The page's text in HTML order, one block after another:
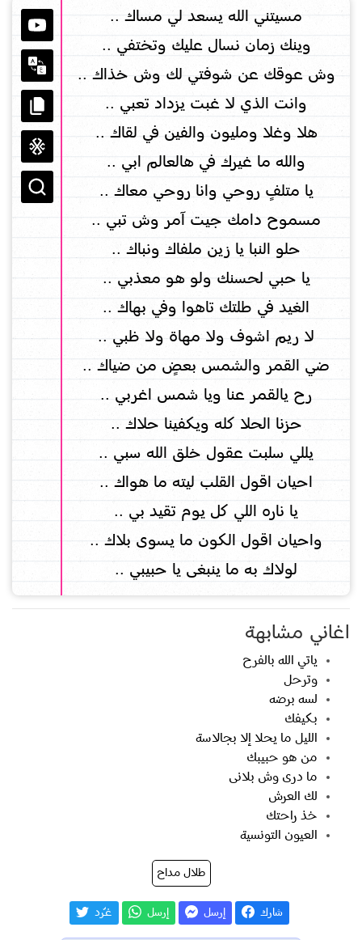
مسيتني الله يسعد لي مساك ..
وينك زمان نسال عليك وتختفي ..
وش عوقك عن شوفتي لك وش خذاك ..
وانت الذي لا غبت يزداد تعبي ..
هلا وغلا ومليون والفين في لقاك ..
والله ما غيرك في هالعالم ابي ..
يا متلفٍ روحي وانا روحي معاك ..
مسموح دامك جيت آمر وش تبي ..
حلو النبا يا زين ملفاك ونباك ..
يا حبي لحسنك ولو هو معذبي ..
الغيد في طلتك تاهوا وفي بهاك ..
لا ريم اشوف ولا مهاة ولا ظبي ..
ضي القمر والشمس بعضٍ من ضياك ..
رح يالقمر عنا ويا شمس اغربي ..
حزنا الحلا كله ويكفينا حلاك ..
يللي سلبت عقول خلق الله سبي ..
احيان اقول القلب ليته ما هواك ..
يا ناره اللي كل يوم تقيد بي ..
واحيان اقول الكون ما يسوى بلاك ..
لولاك به ما ينبغى يا حبيبي ..
اغاني مشابهة
ياتي الله بالفرح
وترحل
لسه برضه
بكيفك
الليل ما يحلا إلا بجالاسة
من هو حبيبك
ما درى وش بلانى
لك العرش
خذ راحتك
العيون التونسية
طلال مداح
شارك إرسل إرسل غـّرد